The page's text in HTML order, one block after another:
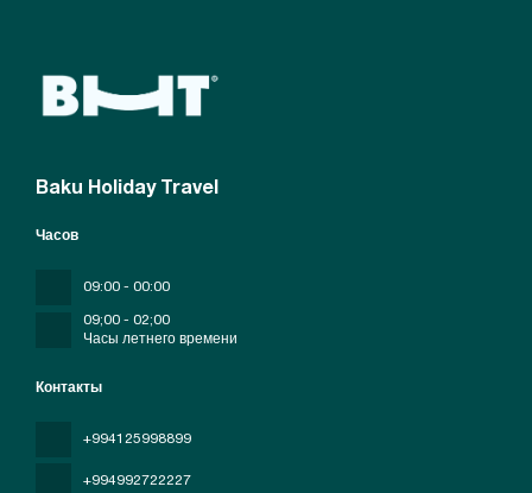
Baku Holiday Travel
Контакты
+994125998899
+994992722227
Часов
09:00 - 00:00
09;00 - 02;00
Часы летнего времени